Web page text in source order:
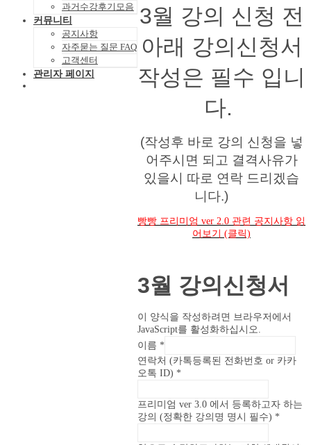
과거수강후기모음
커뮤니티
공지사항
자주묻는 질문 FAQ
고객센터
관리자 페이지
3월 강의 신청 전
아래 강의신청서
작성은 필수 입니
다.
(작성후 바로 강의 신청을 넣
어주시면 되고 결격사유가
있을시 따로 연락 드리겠습
니다.)
빵빵 프리미엄 ver 2.0 관련 공지사항 읽
어보기 (클릭)
3월 강의신청서
이 양식을 작성하려면 브라우저에서
JavaScript를 활성화하십시오.
이름 *
영
어
분
이
연락처 (카톡등록된 전화번호 or 카카
오톡 ID) *
프리미엄 ver 3.0 에서 등록하고자 하는
강의 (정확한 강의명 명시 필수) *